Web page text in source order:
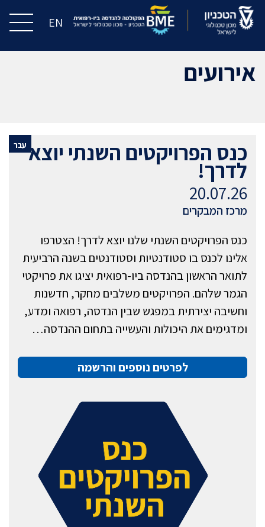
EN
אירועים
עבר כנס הפרויקטים השנתי יוצא
לדרך!
20.07.26
מרכז המבקרים
כנס הפרויקטים השנתי שלנו יוצא לדרך! הצטרפו
אלינו לכנס בו סטודנטיות וסטודנטים בשנה הרביעית
לתואר הראשון בהנדסה ביו-רפואית יציגו את פרויקטי
הגמר שלהם. הפרויקטים משלבים מחקר, חדשנות
וחשיבה יצירתית במפגש שבין הנדסה, רפואה ומדע,
ומדגימים את היכולות והעשייה בתחום ההנדסה…
לפרטים נוספים והרשמה